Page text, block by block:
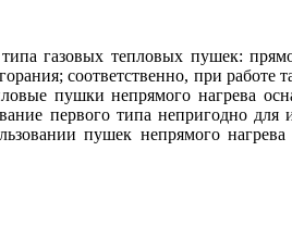
газовых тепловых пушек:
соответственно, при работе
пушки непрямого нагрева
первого типа непригодно для
пушек непрямого нагрева